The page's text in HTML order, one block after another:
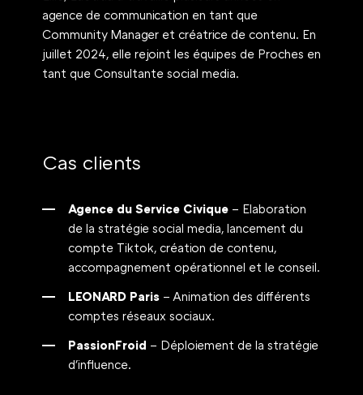
agence de communication en tant que
Community Manager et créatrice de contenu. En
juillet 2024, elle rejoint les équipes de Proches en
tant que Consultante social media.
Cas clients
Agence du Service Civique – Elaboration
de la stratégie social media, lancement du
compte Tiktok, création de contenu,
accompagnement opérationnel et le conseil.
LEONARD Paris – Animation des différents
comptes réseaux sociaux.
PassionFroid – Déploiement de la stratégie
d'influence.